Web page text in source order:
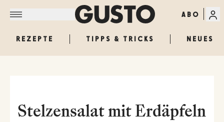
ABO
REZEPTE TIPPS & TRICKS NEUES
Stelzensalat mit Erdäpfeln